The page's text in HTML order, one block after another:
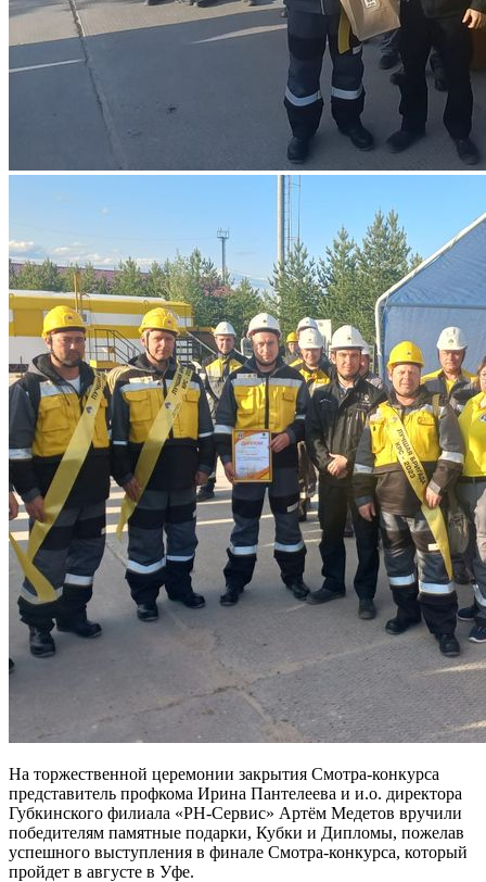
На торжественной церемонии закрытия Смотра-конкурса
представитель профкома Ирина Пантелеева и и.о. директора
Губкинского филиала «РН-Сервис» Артём Медетов вручили
победителям памятные подарки, Кубки и Дипломы, пожелав
успешного выступления в финале Смотра-конкурса, который
пройдет в августе в Уфе.